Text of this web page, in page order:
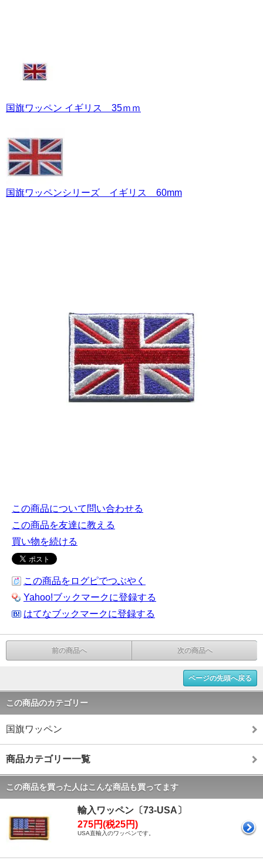
国旗ワッペン イギリス 35ｍｍ
国旗ワッペンシリーズ イギリス 60mm
この商品について問い合わせる
この商品を友達に教える
買い物を続ける
この商品をログピでつぶやく
Yahoo!ブックマークに登録する
はてなブックマークに登録する
前の商品へ 次の商品へ
ページの先頭へ戻る
この商品のカテゴリー
国旗ワッペン
商品カテゴリー一覧
この商品を買った人はこんな商品も買ってます
輸入ワッペン〔73-USA〕
275円(税25円)
USA直輸入のワッペンです。